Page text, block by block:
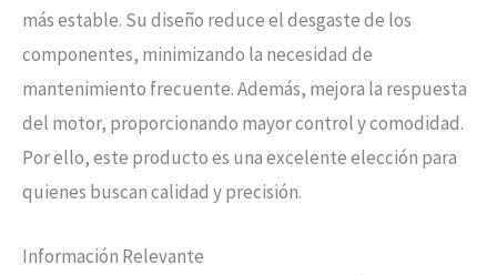
más estable. Su diseño reduce el desgaste de los
componentes, minimizando la necesidad de
mantenimiento frecuente. Además, mejora la respuesta
del motor, proporcionando mayor control y comodidad.
Por ello, este producto es una excelente elección para
quienes buscan calidad y precisión.
Información Relevante